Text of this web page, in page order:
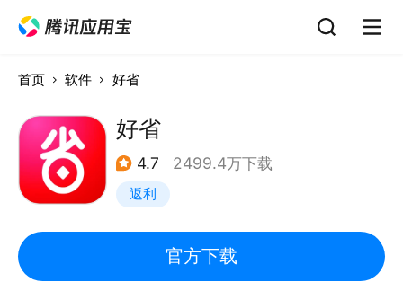
首页 软件 好省
好省
4.7 2499.4万下载
返利
官方下载